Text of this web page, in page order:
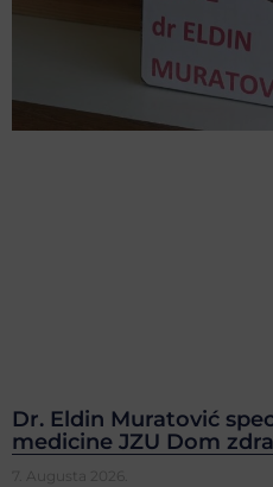
Dr. Eldin Muratović
medicine JZU Dom
7. Augusta 2026.